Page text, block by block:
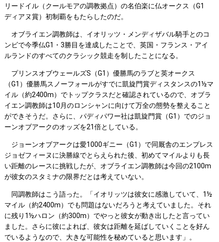
リードイル（クールモアの調教拠点）の名伯楽に仏オークス（G1
ディアヌ賞）初制覇をもたらしたのだ。
オブライエン調教師は、イオリッツ・メンディザバル騎手とのコ
ンビで今季仏G1・3勝目を達成したことで、英国・フランス・アイ
ルランドのすべてのクラシック競走を制したことになる。
プリンスオブウェールズS（G1）優勝馬のラブと英オークス
（G1）優勝馬スノーフォールがすでに凱旋門賞ディスタンスの1½マ
イル（約2400m）でトップクラスだと確認されているので、オブラ
イエン調教師は10月のロンシャンに向けて万全の態勢を整えること
ができそうだ。さらに、パディパワー社は凱旋門賞（G1）でのジョ
ーンオブアークのオッズを21倍としている。
ジョーンオブアークは愛1000ギニー（G1）で同厩舎のエンプレス
ジョゼフィーヌに決勝線でとらえられた後、初めてマイルよりも長
い距離のレースに挑戦したが、オブライエン調教師は今回の2100m
が彼女のスタミナの限界だとは考えていない。
同調教師はこう語った。「イオリッツは彼女に感激していて、1½
マイル（約2400m）でも問題はないだろうと考えていました。それ
に残り1½ハロン（約300m）でやっと彼女が動き出したと言ってい
ました。さらに彼によれば、彼女は距離を延ばしていくことを好ん
でいるようなので、大きな可能性を秘めていると思います」。